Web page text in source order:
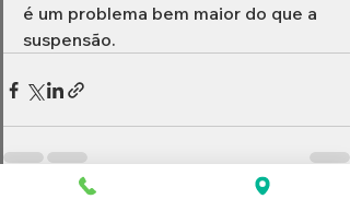
é um problema bem maior do que a
suspensão.